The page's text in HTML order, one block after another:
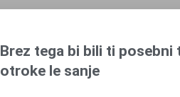
Brez tega bi bili ti posebni
otroke le sanje